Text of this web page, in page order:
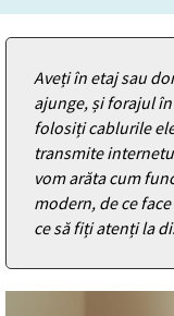
Aveți în etaj sau
ajunge, și forajul
folosiți cablurile
transmite
vom arăta cum
modern, de ce
ce să fiți atenți la